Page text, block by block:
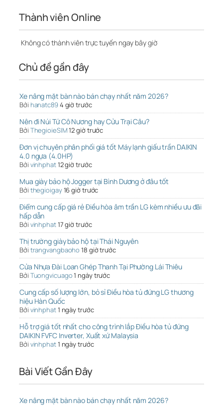
Thành viên Online
Không có thành viên trực tuyến ngay bây giờ
Chủ đề gần đây
Xe nâng mặt bàn nào bán chạy nhất năm 2026?
Bởi hanatc894 giờ trước
Nên đi Núi Tứ Cô Nương hay Cửu Trại Câu?
Bởi ThegioieSIM12 giờ trước
Đơn vị chuyên phân phối giá tốt Máy lạnh giấu trần DAIKIN
4.0 ngựa (4.0HP)
Bởi vinhphat12 giờ trước
Mua giày bảo hộ Jogger tại Bình Dương ở đâu tốt
Bởi thegioigay16 giờ trước
Điểm cung cấp giá rẻ Điều hòa âm trần LG kèm nhiều ưu đãi
hấp dẫn
Bởi vinhphat17 giờ trước
Thị trường giày bảo hộ tại Thái Nguyên
Bởi trangvangbaoho 18 giờ trước
Cửa Nhựa Đài Loan Ghép Thanh Tại Phường Lái Thiêu
Bởi Tuongvicuago1 ngày trước
Cung cấp số lượng lớn, bỏ sỉ Điều hòa tủ đứng LG thương
hiệu Hàn Quốc
Bởi vinhphat1 ngày trước
Hỗ trợ giá tốt nhất cho công trình lắp Điều hòa tủ đứng
DAIKIN FVFC Inverter, Xuất xứ Malaysia
Bởi vinhphat1 ngày trước
Bài Viết Gần Đây
Xe nâng mặt bàn nào bán chạy nhất năm 2026?